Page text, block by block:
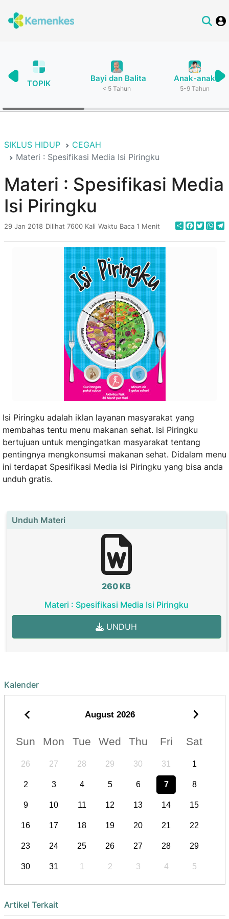
TOPIK
Bayi dan Balita
< 5 Tahun
Anak-anak
5-9 Tahun
SIKLUS HIDUP
CEGAH
Materi : Spesifikasi Media Isi Piringku
Materi : Spesifikasi Media
Isi Piringku
29 Jan 2018 Dilihat 7600 Kali Waktu Baca 1 Menit Share
Isi Piringku adalah iklan layanan masyarakat yang
membahas tentu menu makanan sehat. Isi Piringku
bertujuan untuk mengingatkan masyarakat tentang
pentingnya mengkonsumsi makanan sehat. Didalam menu
ini terdapat Spesifikasi Media isi Piringku yang bisa anda
unduh gratis.
Unduh Materi
260 KB
Materi : Spesifikasi Media Isi Piringku
UNDUH
Kalender
August 2026
Sun Mon Tue Wed Thu Fri Sat
26 27 28 29 30 31 1
2 3 4 5 6 7 8
9 10 11 12 13 14 15
16 17 18 19 20 21 22
23 24 25 26 27 28 29
30 31 1 2 3 4 5
Artikel Terkait